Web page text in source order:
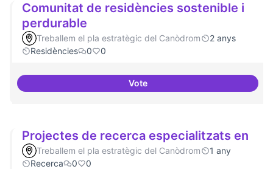
Comunitat de residències sostenible i
perdurable
Treballem el pla estratègic del Canòdrom
2 anys
Residències
0 0
Vote Comunitat
Projectes de recerca especialitzats en
Treballem el pla estratègic del Canòdrom
1 any
Recerca
0 0